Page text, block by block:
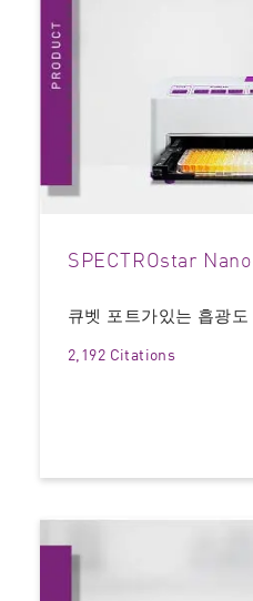
SPECTROstar Nano
큐벳 포트가있는 흡광
2,192 Citations